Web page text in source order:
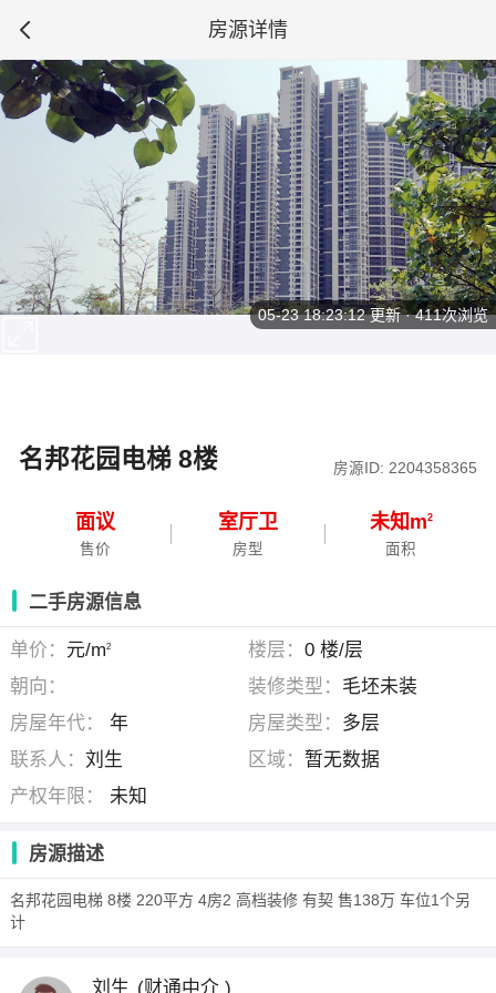
房源详情
名邦花园电梯 8楼 房源ID: 2204358365
面议
售价
室厅卫
房型
未知m2
面积
05-23 18:23:12更新 · 411次浏览
二手房源信息
单价： 元/m2 楼层： 0 楼/层
朝向：
装修类型： 毛坯未装
房屋年代：
年 房屋类型： 多层
联系人：刘生 区域： 暂无数据
产权年限：
未知
房源描述
名邦花园电梯 8楼 220平方 4房2 高档装修 有契 售138万 车位1个另
计
刘生 (财通中介 )